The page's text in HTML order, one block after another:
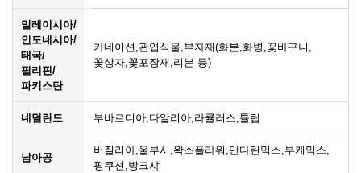
말레이시아/
인도네시아/
태국/
필리핀/
파키스탄
카네이션,관엽식물,부자재(화분,화병,꽃바구니,
꽃상자,꽃포장재,리본 등)
네덜란드 부바르디아,다알리아,라큘러스,튤립
남아공
버질리아,울부시,왁스플라워,만다린믹스,부케믹스,
핑쿠션,방크샤